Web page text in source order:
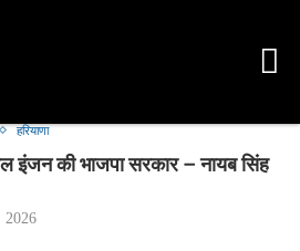
हरियाणा
इंजन की भाजपा सरकार – नायब सिंह